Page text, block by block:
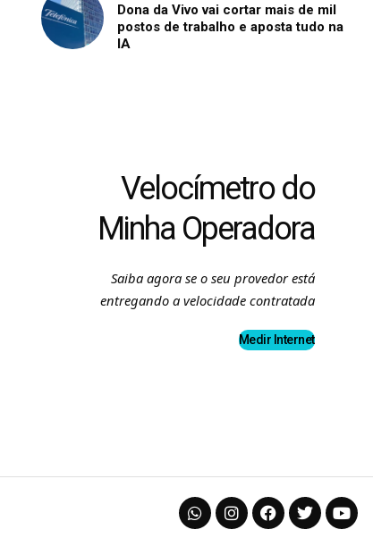
Dona da Vivo vai cortar mais de mil
postos de trabalho e aposta tudo na
IA
Velocímetro do
Minha Operadora
Saiba agora se o seu provedor está
entregando a velocidade contratada
Medir Internet